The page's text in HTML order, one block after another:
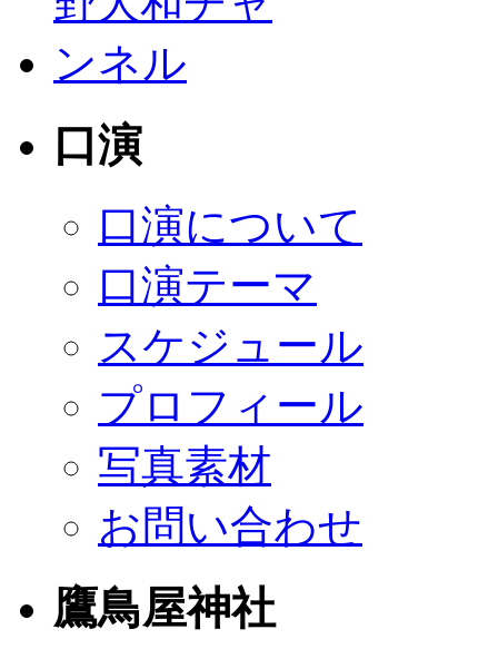
口演
口演について
口演テーマ
スケジュール
プロフィール
写真素材
お問い合わせ
鷹鳥屋神社